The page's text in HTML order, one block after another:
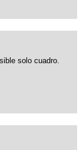
solo cuadro.